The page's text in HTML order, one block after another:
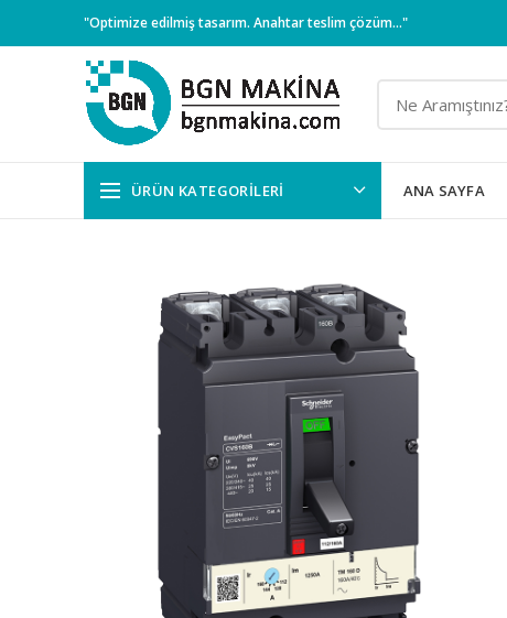
"Optimize edilmiş tasarım. Anahtar teslim çözüm..."
ÜRÜN KATEGORILERI ANA SAYFA